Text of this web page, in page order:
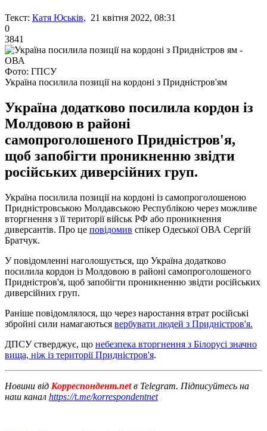
Текст: Катя Юськів, 21 квітня 2022, 08:31
0
3841
Фото: ГПСУ
Україна посилила позиції на кордоні з Придністров'ям
Україна додатково посилила кордон із
Молдовою в районі
самопроголошеного Придністров'я,
щоб запобігти проникненню звідти
російських диверсійних груп.
Україна посилила позиції на кордоні із самопроголошеною
Придністровською Молдавською Республікою через можливе
вторгнення з її території військ РФ або проникнення
диверсантів. Про це повідомив спікер Одеської ОВА Сергій
Братчук.
У повідомленні наголошується, що Україна додатково
посилила кордон із Молдовою в районі самопроголошеного
Придністров'я, щоб запобігти проникненню звідти російських
диверсійних груп.
Раніше повідомлялося, що через наростання втрат російські
збройні сили намагаються вербувати людей з Придністров'я.
ДПСУ стверджує, що небезпека вторгнення з Білорусі значно
вища, ніж із території Придністров'я.
Новини від Корреспондент.netв Telegram. Підписуйтесь на
наш канал https://t.me/korrespondentnet